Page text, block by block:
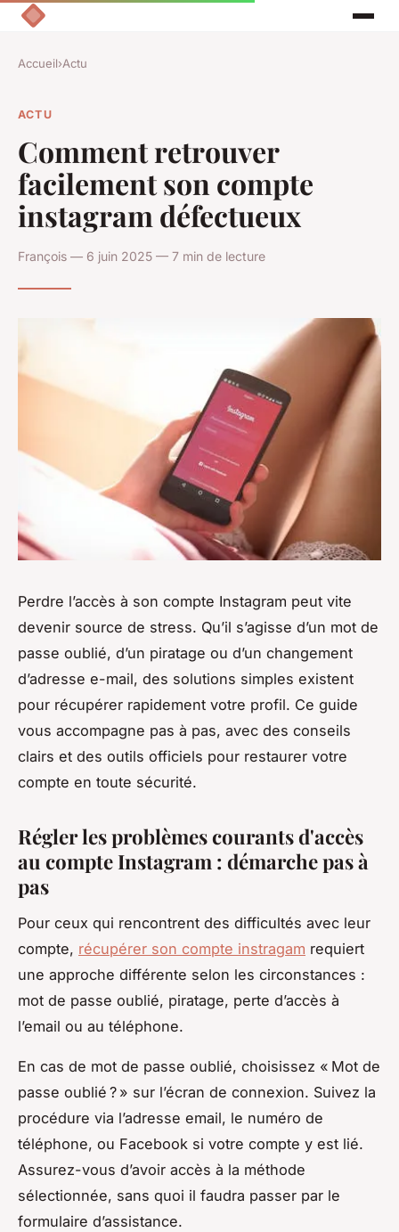
Accueil›Actu
ACTU
Comment retrouver
facilement son compte
instagram défectueux
François — 6 juin 2025 — 7 min de lecture
Perdre l’accès à son compte Instagram peut vite
devenir source de stress. Qu’il s’agisse d’un mot de
passe oublié, d’un piratage ou d’un changement
d’adresse e-mail, des solutions simples existent
pour récupérer rapidement votre profil. Ce guide
vous accompagne pas à pas, avec des conseils
clairs et des outils officiels pour restaurer votre
compte en toute sécurité.
Régler les problèmes courants d'accès
au compte Instagram : démarche pas à
pas
Pour ceux qui rencontrent des difficultés avec leur
compte, récupérer son compte instragam requiert
une approche différente selon les circonstances :
mot de passe oublié, piratage, perte d’accès à
l’email ou au téléphone.
En cas de mot de passe oublié, choisissez « Mot de
passe oublié ? » sur l’écran de connexion. Suivez la
procédure via l’adresse email, le numéro de
téléphone, ou Facebook si votre compte y est lié.
Assurez-vous d’avoir accès à la méthode
sélectionnée, sans quoi il faudra passer par le
formulaire d’assistance.